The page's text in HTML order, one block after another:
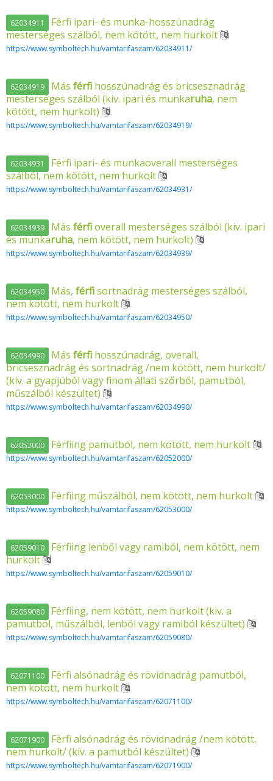
62034911
Férfi ipari- és munka-hosszúnadrág
mesterséges szálból, nem kötött, nem hurkolt
https://www.symboltech.hu/vamtarifaszam/62034911/
62034919 Másférfi hosszúnadrág és bricsesznadrág
mesterséges szálból (kiv. ipari és munkaruha, nem
kötött, nem hurkolt)
https://www.symboltech.hu/vamtarifaszam/62034919/
62034931
Férfi ipari- és munkaoverall mesterséges
szálból, nem kötött, nem hurkolt
https://www.symboltech.hu/vamtarifaszam/62034931/
62034939 Másférfioverall mesterséges szálból (kiv. ipari
és munkaruha, nem kötött, nem hurkolt)
https://www.symboltech.hu/vamtarifaszam/62034939/
62034950 Más,férfisortnadrág mesterséges szálból,
nem kötött, nem hurkolt
https://www.symboltech.hu/vamtarifaszam/62034950/
62034990 Másférfi hosszúnadrág, overall,
bricsesznadrág és sortnadrág /nem kötött, nem hurkolt/
(kiv. a gyapjúból vagy finom állati szőrből, pamutból,
műszálból készültet)
https://www.symboltech.hu/vamtarifaszam/62034990/
62052000 Férfiing pamutból, nem kötött, nem hurkolt
https://www.symboltech.hu/vamtarifaszam/62052000/
62053000 Férfiing műszálból, nem kötött, nem hurkolt
https://www.symboltech.hu/vamtarifaszam/62053000/
62059010
Férfiing lenből vagy ramiból, nem kötött, nem
hurkolt
https://www.symboltech.hu/vamtarifaszam/62059010/
62059080
Férfiing, nem kötött, nem hurkolt (kiv. a
pamutból, műszálból, lenből vagy ramiból készültet)
https://www.symboltech.hu/vamtarifaszam/62059080/
62071100
Férfi alsónadrág és rövidnadrág pamutból,
nem kötött, nem hurkolt
https://www.symboltech.hu/vamtarifaszam/62071100/
62071900
Férfi alsónadrág és rövidnadrág /nem kötött,
nem hurkolt/ (kiv. a pamutból készültet)
https://www.symboltech.hu/vamtarifaszam/62071900/